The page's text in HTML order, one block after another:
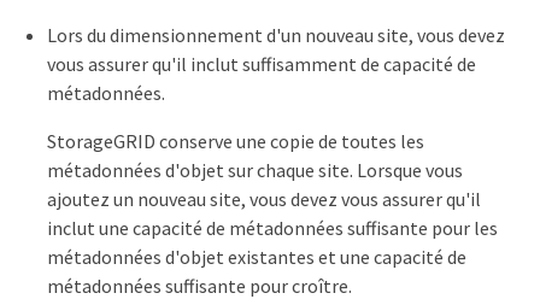
Lors du dimensionnement d'un nouveau site, vous devez
vous assurer qu'il inclut suffisamment de capacité de
métadonnées.
StorageGRID conserve une copie de toutes les
métadonnées d'objet sur chaque site. Lorsque vous
ajoutez un nouveau site, vous devez vous assurer qu'il
inclut une capacité de métadonnées suffisante pour les
métadonnées d'objet existantes et une capacité de
métadonnées suffisante pour croître.